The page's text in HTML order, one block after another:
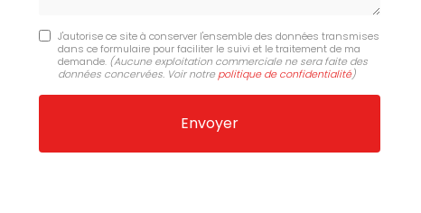
J'autorise ce site à conserver l'ensemble des données transmises
dans ce formulaire pour faciliter le suivi et le traitement de ma
demande. (Aucune exploitation commerciale ne sera faite des
données concervées. Voir notre politique de confidentialité)